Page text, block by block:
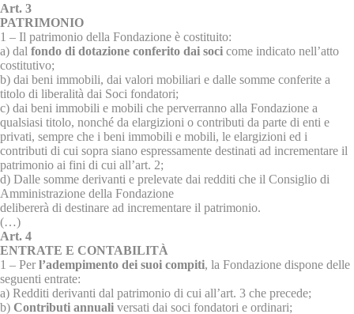
Art. 3
PATRIMONIO
1 – Il patrimonio della Fondazione è costituito:
a) dal fondo di dotazione conferito dai soci come indicato nell’atto
costitutivo;
b) dai beni immobili, dai valori mobiliari e dalle somme conferite a
titolo di liberalità dai Soci fondatori;
c) dai beni immobili e mobili che perverranno alla Fondazione a
qualsiasi titolo, nonché da elargizioni o contributi da parte di enti e
privati, sempre che i beni immobili e mobili, le elargizioni ed i
contributi di cui sopra siano espressamente destinati ad incrementare il
patrimonio ai fini di cui all’art. 2;
d) Dalle somme derivanti e prelevate dai redditi che il Consiglio di
Amministrazione della Fondazione
delibererà di destinare ad incrementare il patrimonio.
(…)
Art. 4
ENTRATE E CONTABILITÀ
1 – Per l’adempimento dei suoi compiti, la Fondazione dispone delle
seguenti entrate:
a) Redditi derivanti dal patrimonio di cui all’art. 3 che precede;
b) Contributi annuali versati dai soci fondatori e ordinari;